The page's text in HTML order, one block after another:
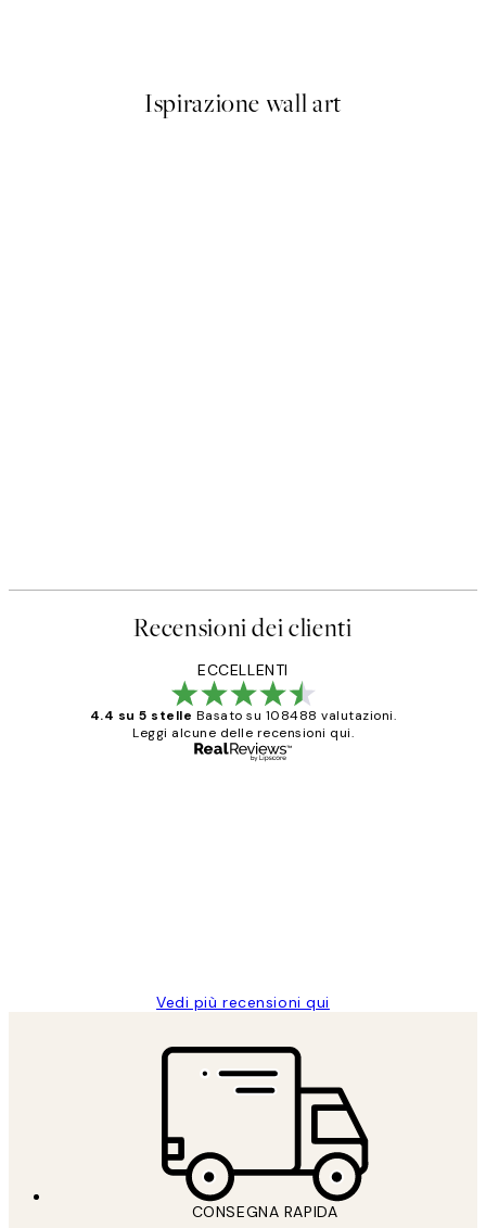
Ispirazione wall art
Recensioni dei clienti
ECCELLENTI
4.4 su 5 stelle Basato su 108488 valutazioni.
Leggi alcune delle recensioni qui.
Vedi più recensioni qui
CONSEGNA RAPIDA